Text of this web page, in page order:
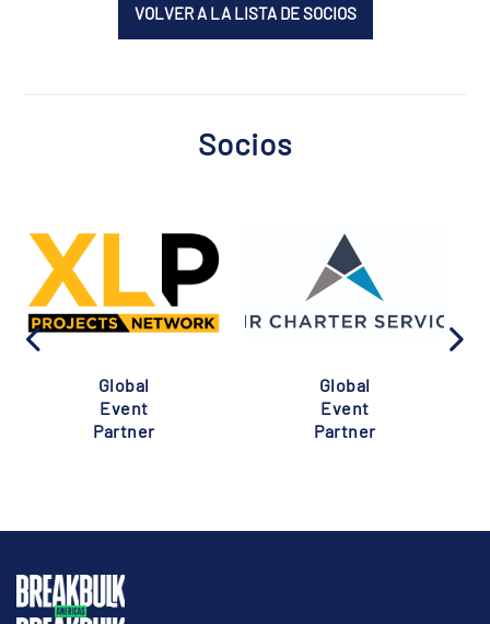
VOLVER A LA LISTA DE SOCIOS
Socios
Global
Event
Partner
Global
Event
Partner